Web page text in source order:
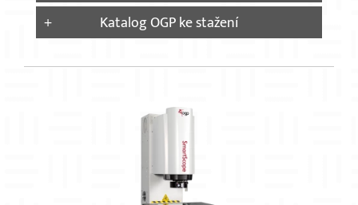
Katalog OGP ke stažení